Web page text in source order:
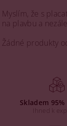
Myslím, že s
na plavbu a
Žádné produkty
Skladem
Ihned k